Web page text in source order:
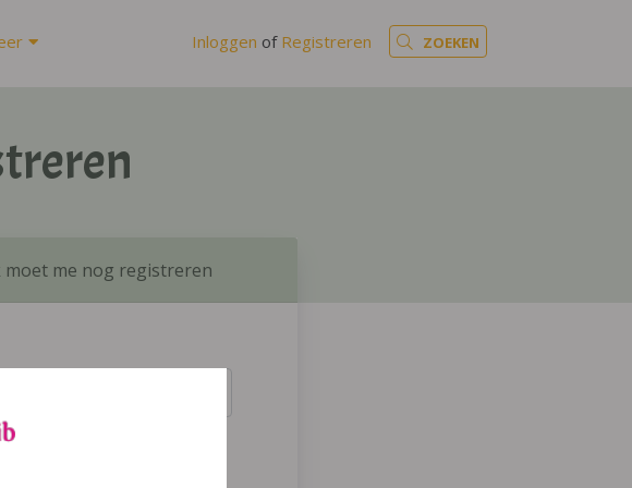
Inloggen of Registreren ZOEKEN
moet me nog registreren